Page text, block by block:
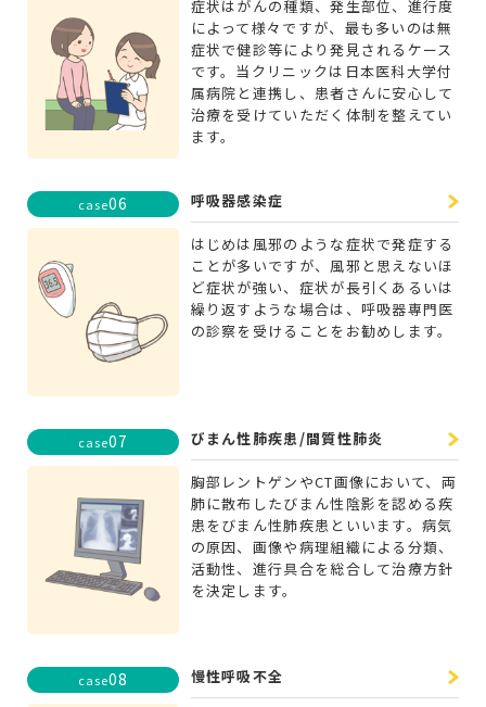
症状はがんの種類、発生部位、進行度
によって様々ですが、最も多いのは無
症状で健診等により発見されるケース
です。当クリニックは日本医科大学付
属病院と連携し、患者さんに安心して
治療を受けていただく体制を整えてい
ます。
case06 呼吸器感染症
はじめは風邪のような症状で発症する
ことが多いですが、風邪と思えないほ
ど症状が強い、症状が長引くあるいは
繰り返すような場合は、呼吸器専門医
の診察を受けることをお勧めします。
case07 びまん性肺疾患/間質性肺炎
胸部レントゲンやCT画像において、両
肺に散布したびまん性陰影を認める疾
患をびまん性肺疾患といいます。病気
の原因、画像や病理組織による分類、
活動性、進行具合を総合して治療方針
を決定します。
case08 慢性呼吸不全